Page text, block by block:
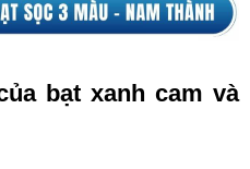
bạt xanh cam và